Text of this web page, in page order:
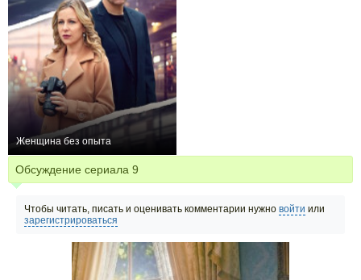
Женщина без опыта
Обсуждение сериала 9
Чтобы читать, писать и оценивать комментарии нужно войти или
зарегистрироваться